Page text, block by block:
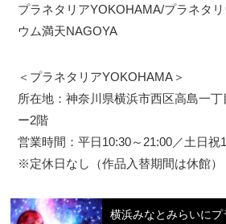
プラネタリアYOKOHAMA/プラネタ
ウム満天NAGOYA
＜プラネタリアYOKOHAMA＞
所在地：神奈川県横浜市西区高島一
ー2階
営業時間：平日10:30～21:00／土日祝
※定休日なし（作品入替期間は休館）
横浜みなとみらいに